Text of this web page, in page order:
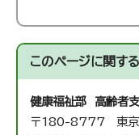
このページに関する
健康福祉部 高齢者
〒180-8777 東京